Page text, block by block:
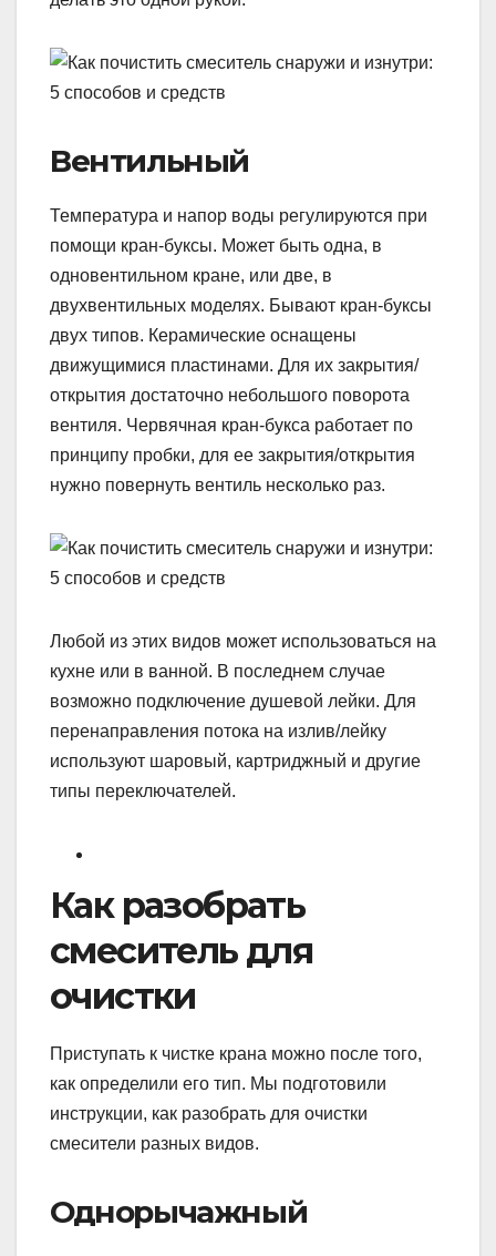
Вентильный
Температура и напор воды регулируются при
помощи кран-буксы. Может быть одна, в
одновентильном кране, или две, в
двухвентильных моделях. Бывают кран-буксы
двух типов. Керамические оснащены
движущимися пластинами. Для их закрытия/
открытия достаточно небольшого поворота
вентиля. Червячная кран-букса работает по
принципу пробки, для ее закрытия/открытия
нужно повернуть вентиль несколько раз.
Любой из этих видов может использоваться на
кухне или в ванной. В последнем случае
возможно подключение душевой лейки. Для
перенаправления потока на излив/лейку
используют шаровый, картриджный и другие
типы переключателей.
Как разобрать
смеситель для
очистки
Приступать к чистке крана можно после того,
как определили его тип. Мы подготовили
инструкции, как разобрать для очистки
смесители разных видов.
Однорычажный